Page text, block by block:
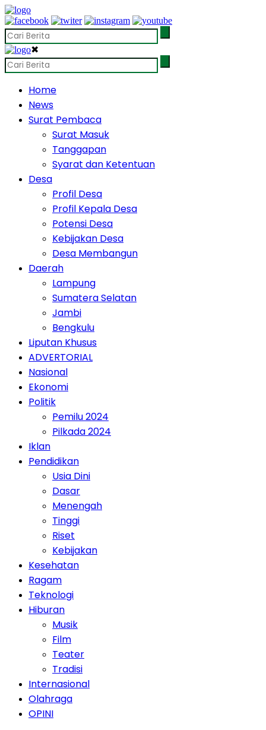
✖
Home
News
Surat Pembaca
Surat Masuk
Tanggapan
Syarat dan Ketentuan
Desa
Profil Desa
Profil Kepala Desa
Potensi Desa
Kebijakan Desa
Desa Membangun
Daerah
Lampung
Sumatera Selatan
Jambi
Bengkulu
Liputan Khusus
ADVERTORIAL
Nasional
Ekonomi
Politik
Pemilu 2024
Pilkada 2024
Iklan
Pendidikan
Usia Dini
Dasar
Menengah
Tinggi
Riset
Kebijakan
Kesehatan
Ragam
Teknologi
Hiburan
Musik
Film
Teater
Tradisi
Internasional
Olahraga
OPINI